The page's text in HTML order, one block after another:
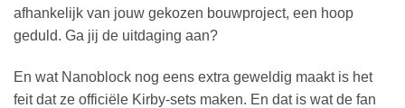
afhankelijk van jouw gekozen bouwproject, een hoop
geduld. Ga jij de uitdaging aan?
En wat Nanoblock nog eens extra geweldig maakt is het
feit dat ze officiële Kirby-sets maken. En dat is wat de fan